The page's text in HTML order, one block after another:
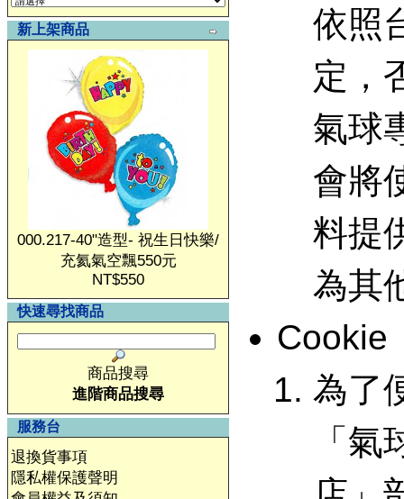
新上架商品
000.217-40"造型- 祝生日快樂/
充氦氣空飄550元
NT$550
快速尋找商品
商品搜尋
進階商品搜尋
服務台
退換貨事項
隱私權保護聲明
依照
定，
氣球
會將
料提
為其
Cookie
為了
「